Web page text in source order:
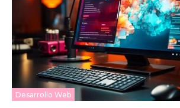
Desarrollo Web